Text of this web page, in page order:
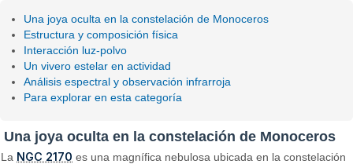
Una joya oculta en la constelación de Monoceros
Estructura y composición física
Interacción luz-polvo
Un vivero estelar en actividad
Análisis espectral y observación infrarroja
Para explorar en esta categoría
Una joya oculta en la constelación de Monoceros
La NGC 2170 es una magnífica nebulosa ubicada en la constelación